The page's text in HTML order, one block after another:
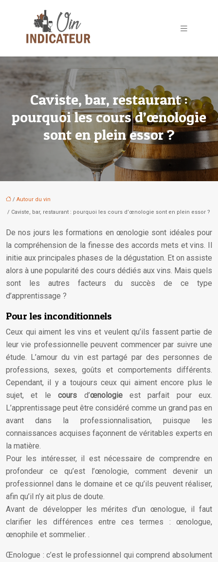
Caviste, bar, restaurant :
pourquoi les cours d’œnologie
sont en plein essor ?
/ Autour du vin
/ Caviste, bar, restaurant : pourquoi les cours d’œnologie sont en plein essor ?
De nos jours les formations en œnologie sont idéales pour
la compréhension de la finesse des accords mets et vins. Il
initie aux principales phases de la dégustation. Et on assiste
alors à une popularité des cours dédiés aux vins. Mais quels
sont les autres facteurs du succès de ce type
d’apprentissage ?
Pour les inconditionnels
Ceux qui aiment les vins et veulent qu’ils fassent partie de
leur vie professionnelle peuvent commencer par suivre une
étude. L’amour du vin est partagé par des personnes de
professions, sexes, goûts et comportements différents.
Cependant, il y a toujours ceux qui aiment encore plus le
sujet, et lecours d’œnologieest parfait pour eux.
L’apprentissage peut être considéré comme un grand pas en
avant dans la professionnalisation, puisque les
connaissances acquises façonnent de véritables experts en
la matière.
Pour les intéresser, il est nécessaire de comprendre en
profondeur ce qu’est l’œnologie, comment devenir un
professionnel dans le domaine et ce qu’ils peuvent réaliser,
afin qu’il n’y ait plus de doute.
Avant de développer les mérites d’un œnologue, il faut
clarifier les différences entre ces termes : œnologue,
œnophile et sommelier. .
Œnologue : c’est le professionnel qui comprend absolument